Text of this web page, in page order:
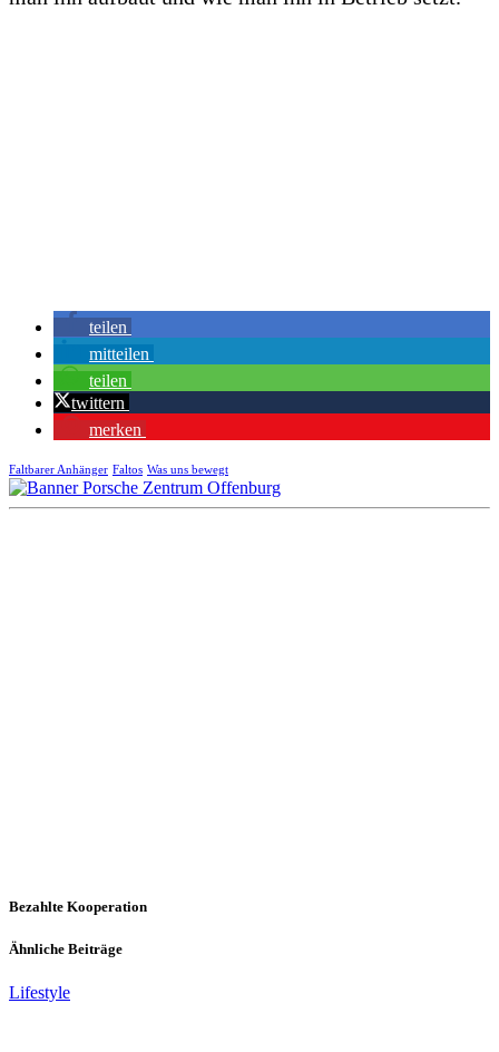
teilen
mitteilen
teilen
twittern
merken
Faltbarer Anhänger Faltos Was uns bewegt
Bezahlte Kooperation
Ähnliche Beiträge
Lifestyle